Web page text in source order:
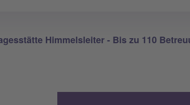
Himmelsleiter - Bis zu 110